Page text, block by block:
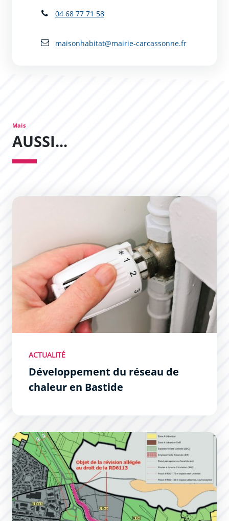
04 68 77 71 58
maisonhabitat@mairie-carcassonne.fr
Mais
AUSSI...
Développement du réseau de chaleur en Bastide
ACTUALITÉ
Développement du réseau de
chaleur en Bastide
Révision allégée No 1 du Plan Local d&#039;Urbanisme